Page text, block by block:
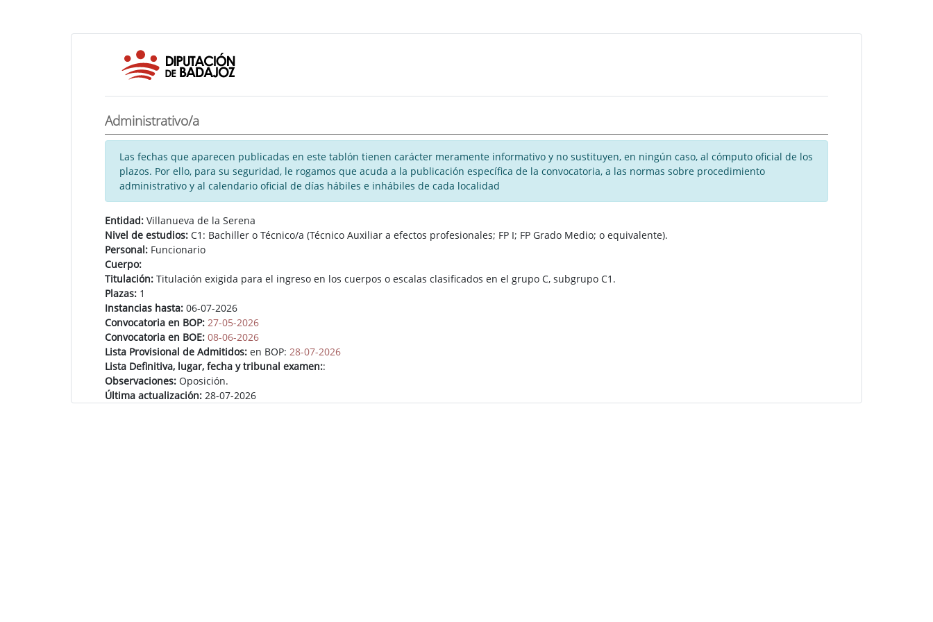
Administrativo/a
Las fechas que aparecen publicadas en este tablón tienen carácter meramente informativo y no sustituyen, en ningún caso, al cómputo oficial de los
plazos. Por ello, para su seguridad, le rogamos que acuda a la publicación específica de la convocatoria, a las normas sobre procedimiento
administrativo y al calendario oficial de días hábiles e inhábiles de cada localidad
Entidad: Villanueva de la Serena
Nivel de estudios: C1: Bachiller o Técnico/a (Técnico Auxiliar a efectos profesionales; FP I; FP Grado Medio; o equivalente).
Personal: Funcionario
Cuerpo:
Titulación: Titulación exigida para el ingreso en los cuerpos o escalas clasificados en el grupo C, subgrupo C1.
Plazas: 1
Instancias hasta: 06-07-2026
Convocatoria en BOP: 27-05-2026
Convocatoria en BOE: 08-06-2026
Lista Provisional de Admitidos: en BOP: 28-07-2026
Lista Definitiva, lugar, fecha y tribunal examen::
Observaciones: Oposición.
Última actualización: 28-07-2026